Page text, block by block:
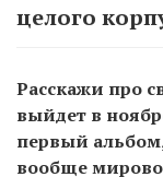
целого
Расскажи про
выйдет в
первый
вообще